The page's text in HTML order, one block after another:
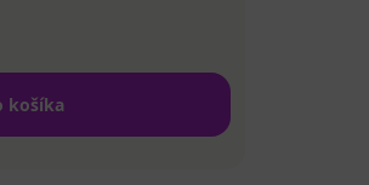
košíka